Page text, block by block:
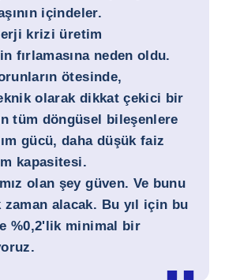
içindeler.
krizi üretim
fırlamasına neden oldu.
ötesinde,
olarak dikkat çekici bir
tüm döngüsel bileşenlere
gücü, daha düşük faiz
kapasitesi.
olan şey güven. Ve bunu
zaman alacak. Bu yıl için bu
%0,2'lik minimal bir